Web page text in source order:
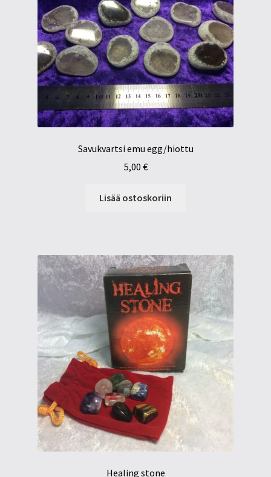
Savukvartsi emu egg/hiottu
5,00 €
Lisää ostoskoriin
Healing stone